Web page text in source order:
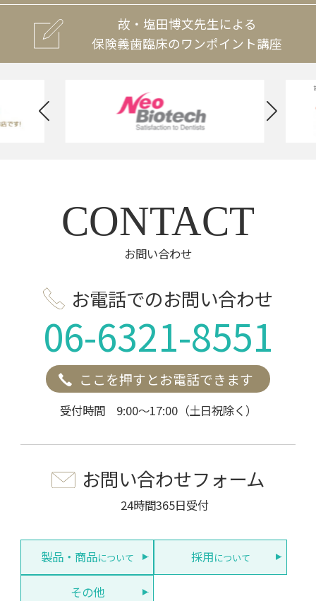
故・塩田博文先生による
保険義歯臨床のワンポイント講座
CONTACT
お問い合わせ
お電話でのお問い合わせ
06-6321-8551
ここを押すとお電話できます
受付時間 9:00～17:00（土日祝除く）
お問い合わせフォーム
24時間365日受付
製品・商品について 採用について
その他